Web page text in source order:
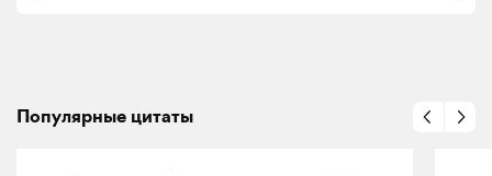
Популярные цитаты